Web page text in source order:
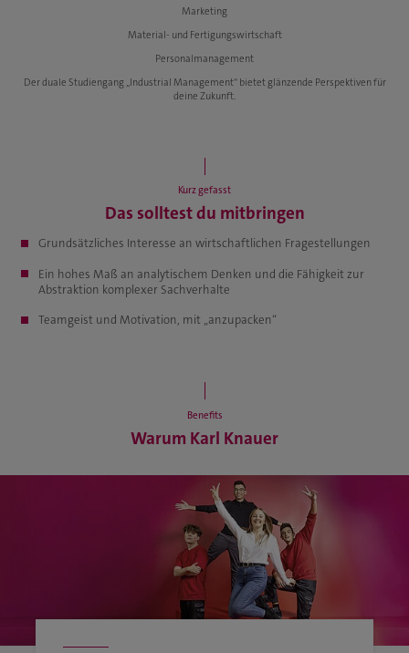
Marketing
Material- und Fertigungswirtschaft
Personalmanagement
Der duale Studiengang „Industrial Management“ bietet glänzende Perspektiven für
deine Zukunft.
Kurz gefasst
Das solltest du mitbringen
Grundsätzliches Interesse an wirtschaftlichen Fragestellungen
Ein hohes Maß an analytischem Denken und die Fähigkeit zur
Abstraktion komplexer Sachverhalte
Teamgeist und Motivation, mit „anzupacken“
Benefits
Warum Karl Knauer